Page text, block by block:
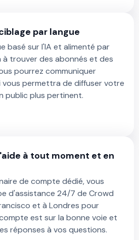
par langue
basé sur l'IA et alimenté par
à trouver des abonnés et des
pourrez communiquer
permettra de diffuser votre
public plus pertinent.
à tout moment et en
de compte dédié, vous
d'assistance 24/7 de Crowd
et à Londres pour
est sur la bonne voie et
réponses à vos questions.